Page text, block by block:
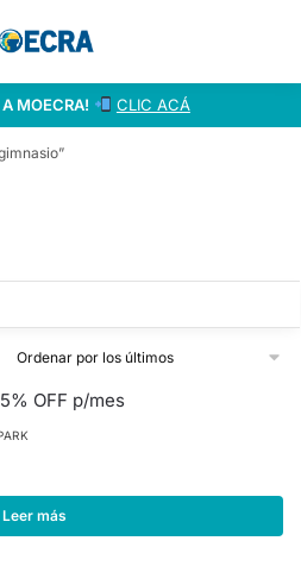
MOECRA! CLIC ACÁ
Leer más